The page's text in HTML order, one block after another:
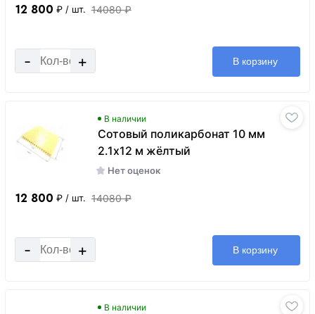
12 800 ₽ / шт. 14080 ₽
- + В корзину
В наличии
Сотовый поликарбонат 10 мм
2.1х12 м жёлтый
Нет оценок
12 800 ₽ / шт. 14080 ₽
- + В корзину
В наличии